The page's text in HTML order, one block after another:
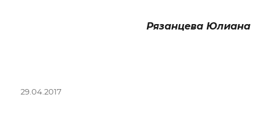
Рязанцева Юлиана
Опубликовано
29.04.2017